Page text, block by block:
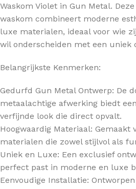
Waskom Violet in Gun Metal.
waskom combineert moderne
luxe materialen, ideaal voor wie
wil onderscheiden met een uniek
Belangrijkste Kenmerken:
Gedurfd Gun Metal Ontwerp: De
metaalachtige afwerking biedt
verfijnde look die direct opvalt.
Hoogwaardig Materiaal: Gemaakt
materialen die zowel stijlvol als
Uniek en Luxe: Een exclusief
perfect past in moderne en luxe
Eenvoudige Installatie: